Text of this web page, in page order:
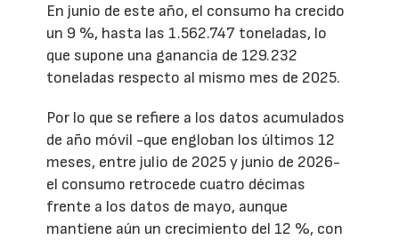
En junio de este año, el consumo ha crecido
un 9 %, hasta las 1.562.747 toneladas, lo
que supone una ganancia de 129.232
toneladas respecto al mismo mes de 2025.
Por lo que se refiere a los datos acumulados
de año móvil -que engloban los últimos 12
meses, entre julio de 2025 y junio de 2026-
el consumo retrocede cuatro décimas
frente a los datos de mayo, aunque
mantiene aún un crecimiento del 12 %, con